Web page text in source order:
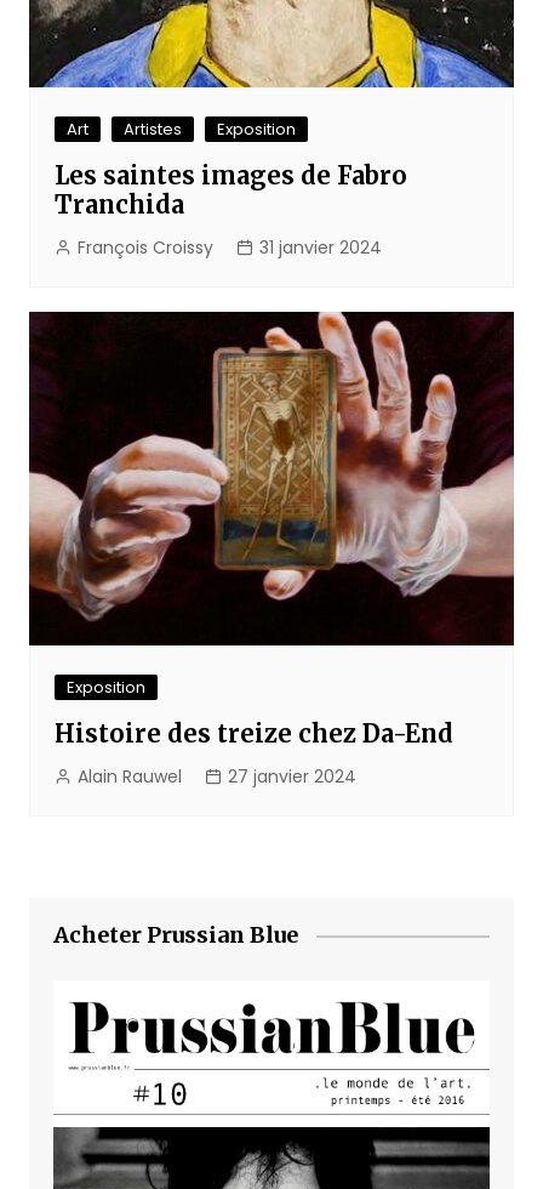
Art Artistes Exposition
Les saintes images de Fabro
Tranchida
François Croissy 31 janvier 2024
Exposition
Histoire des treize chez Da-End
Alain Rauwel 27 janvier 2024
Acheter Prussian Blue